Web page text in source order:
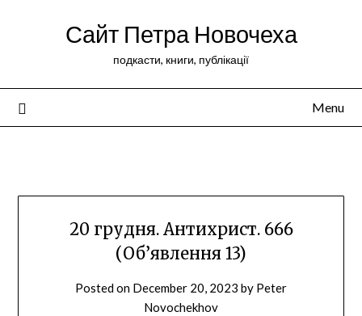
Сайт Петра Новочеха
подкасти, книги, публікації
Menu
20 грудня. Антихрист. 666
(Об’явлення 13)
Posted on December 20, 2023 by Peter
Novochekhov